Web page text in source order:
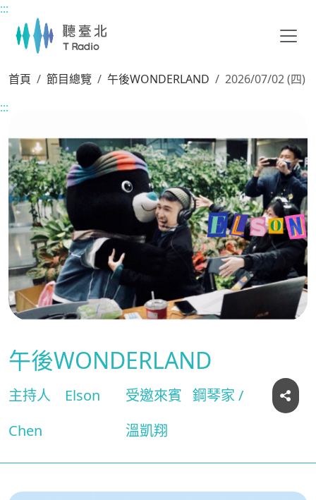
主要內容區塊
:::
首頁 節目總覽 午後WONDERLAND
2026/07/02 (四)
:::
午後WONDERLAND
主持人
Elson
Chen
受邀來賓 鋼琴家 /
溫凱翔